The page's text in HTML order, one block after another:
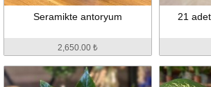
Seramikte antoryum
2,650.00 ₺
21 adet